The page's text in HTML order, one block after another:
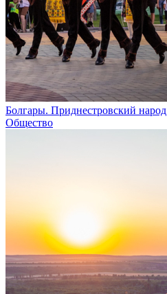
Болгары. Приднестровский народ
Общество